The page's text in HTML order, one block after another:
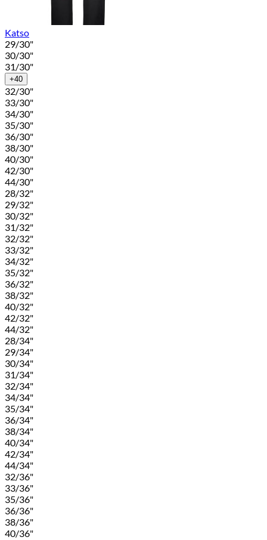
Katso
29/30"
30/30"
31/30"
+40
32/30"
33/30"
34/30"
35/30"
36/30"
38/30"
40/30"
42/30"
44/30"
28/32"
29/32"
30/32"
31/32"
32/32"
33/32"
34/32"
35/32"
36/32"
38/32"
40/32"
42/32"
44/32"
28/34"
29/34"
30/34"
31/34"
32/34"
34/34"
35/34"
36/34"
38/34"
40/34"
42/34"
44/34"
32/36"
33/36"
35/36"
36/36"
38/36"
40/36"